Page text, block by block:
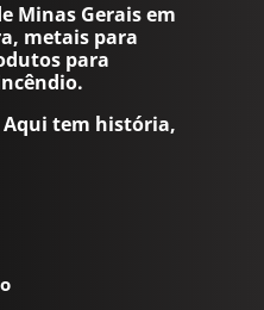
Minas Gerais em
metais para
para
Aqui tem história,